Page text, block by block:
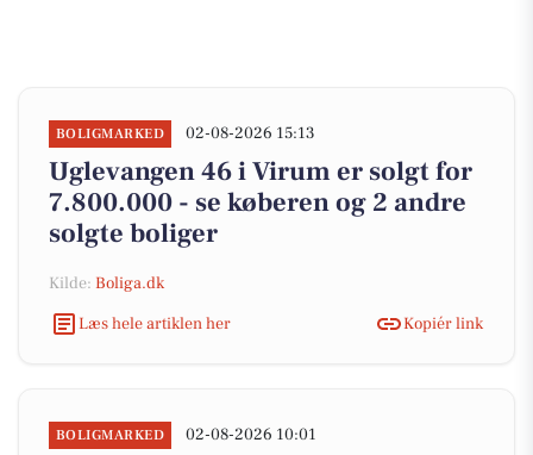
BOLIGMARKED 02-08-2026 15:13
Uglevangen 46 i Virum er solgt for
7.800.000 - se køberen og 2 andre
solgte boliger
Kilde: Boliga.dk
Læs hele artiklen her
Kopiér link
BOLIGMARKED 02-08-2026 10:01